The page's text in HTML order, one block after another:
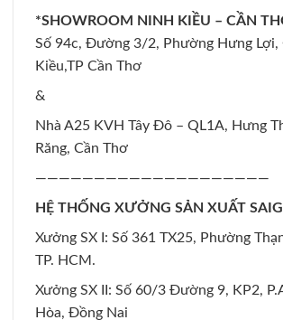
*SHOWROOM NINH KIỀU – CẦN
Số 94c, Đường 3/2, Phường Hưng Lợi,
Kiều,TP Cần Thơ
&
Nhà A25 KVH Tây Đô – QL1A, Hưng
Răng, Cần Thơ
————————————————————
HỆ THỐNG XƯỞNG SẢN XUẤT
Xưởng SX I: Số 361 TX25, Phường
TP. HCM.
Xưởng SX II: Số 60/3 Đường 9, KP2,
Hòa, Đồng Nai